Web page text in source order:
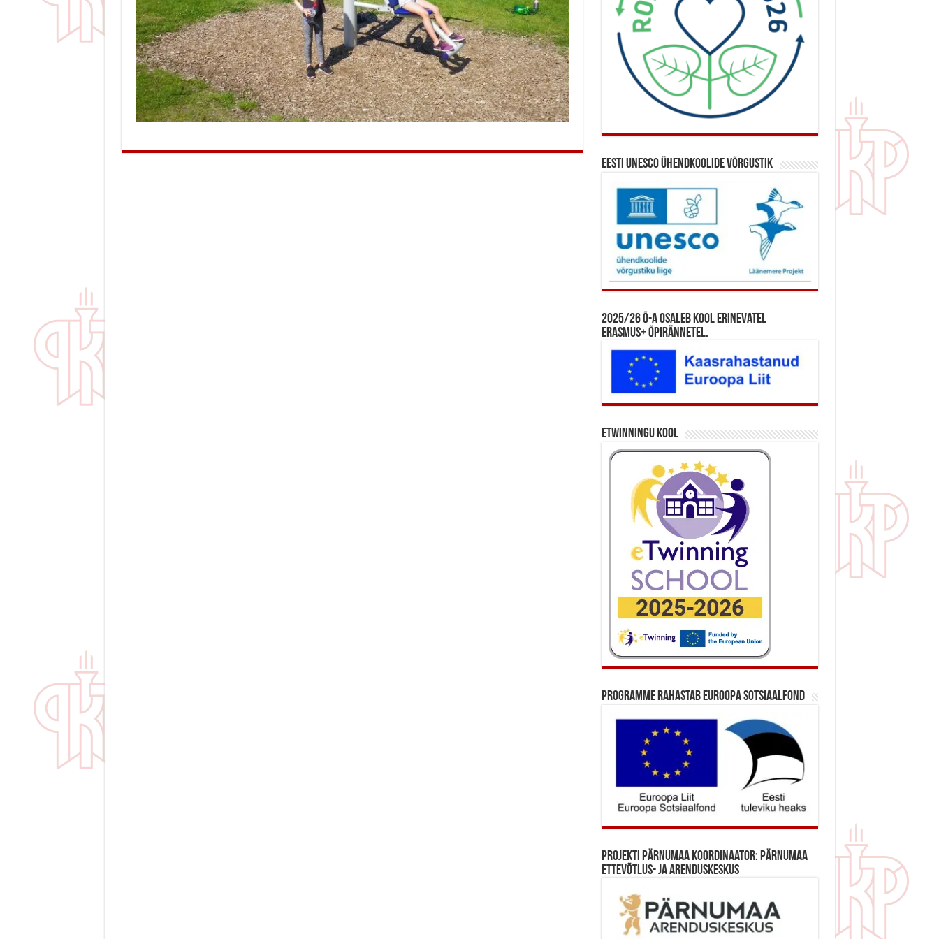
Eesti UNESCO ühendkoolide võrgustik
2025/26 õ-a osaleb kool erinevatel
Erasmus+ õpirännetel.
eTwinningu kool
Programme rahastab Euroopa Sotsiaalfond
Projekti Pärnumaa koordinaator: Pärnumaa
Ettevõtlus- ja Arenduskeskus